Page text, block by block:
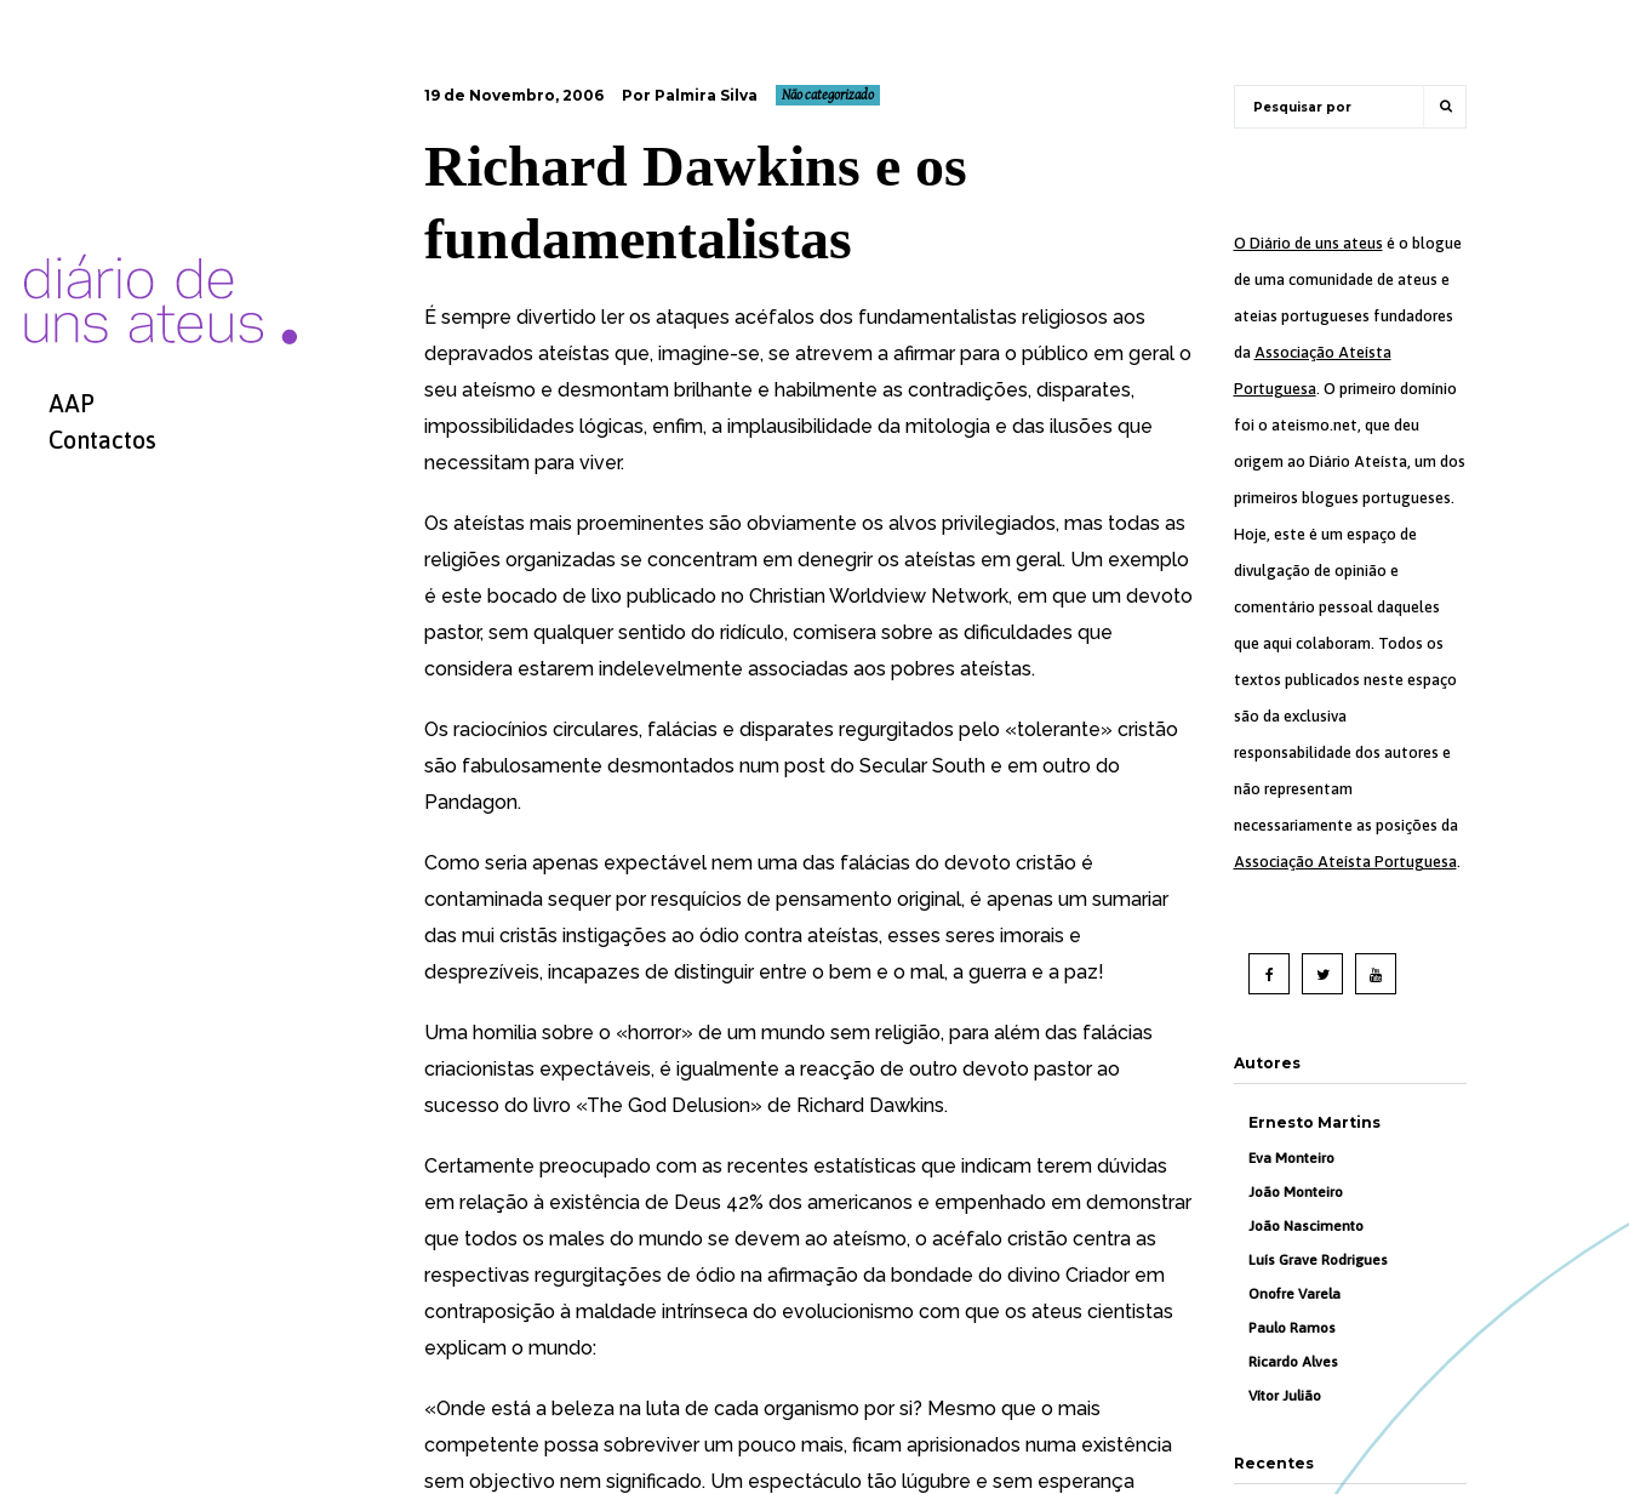
AAP
Contactos
19 de Novembro, 2006 Por Palmira Silva Não categorizado
Richard Dawkins e os
fundamentalistas
É sempre divertido ler os ataques acéfalos dos fundamentalistas religiosos aos
depravados ateístas que, imagine-se, se atrevem a afirmar para o público em geral o
seu ateísmo e desmontam brilhante e habilmente as contradições, disparates,
impossibilidades lógicas, enfim, a implausibilidade da mitologia e das ilusões que
necessitam para viver.
Os ateístas mais proeminentes são obviamente os alvos privilegiados, mas todas as
religiões organizadas se concentram em denegrir os ateístas em geral. Um exemplo
é este bocado de lixo publicado no Christian Worldview Network, em que um devoto
pastor, sem qualquer sentido do ridículo, comisera sobre as dificuldades que
considera estarem indelevelmente associadas aos pobres ateístas.
Os raciocínios circulares, falácias e disparates regurgitados pelo «tolerante» cristão
são fabulosamente desmontados num post do Secular South e em outro do
Pandagon.
Como seria apenas expectável nem uma das falácias do devoto cristão é
contaminada sequer por resquícios de pensamento original, é apenas um sumariar
das mui cristãs instigações ao ódio contra ateístas, esses seres imorais e
desprezíveis, incapazes de distinguir entre o bem e o mal, a guerra e a paz!
Uma homilia sobre o «horror» de um mundo sem religião, para além das falácias
criacionistas expectáveis, é igualmente a reacção de outro devoto pastorao
sucesso do livro «The God Delusion» de Richard Dawkins.
Certamente preocupado com as recentes estatísticas que indicam terem dúvidas
em relação à existência de Deus 42% dos americanos e empenhado em demonstrar
que todos os males do mundo se devem ao ateísmo, o acéfalo cristão centra as
respectivas regurgitações de ódio na afirmação da bondade do divino Criador em
contraposição à maldade intrínseca do evolucionismo com que os ateus cientistas
explicam o mundo:
«Onde está a beleza na luta de cada organismo por si? Mesmo que o mais
competente possa sobreviver um pouco mais, ficam aprisionados numa existência
sem objectivo nem significado. Um espectáculo tão lúgubre e sem esperança
O Diário de uns ateus é o blogue
de uma comunidade de ateus e
ateias portugueses fundadores
da Associação Ateísta
Portuguesa. O primeiro domínio
foi o ateismo.net, que deu
origem ao Diário Ateísta, um dos
primeiros blogues portugueses.
Hoje, este é um espaço de
divulgação de opinião e
comentário pessoal daqueles
que aqui colaboram. Todos os
textos publicados neste espaço
são da exclusiva
responsabilidade dos autores e
não representam
necessariamente as posições da
Associação Ateísta Portuguesa.
Autores
Ernesto Martins
Eva Monteiro
João Monteiro
João Nascimento
Luís Grave Rodrigues
Onofre Varela
Paulo Ramos
Ricardo Alves
Vítor Julião
Recentes